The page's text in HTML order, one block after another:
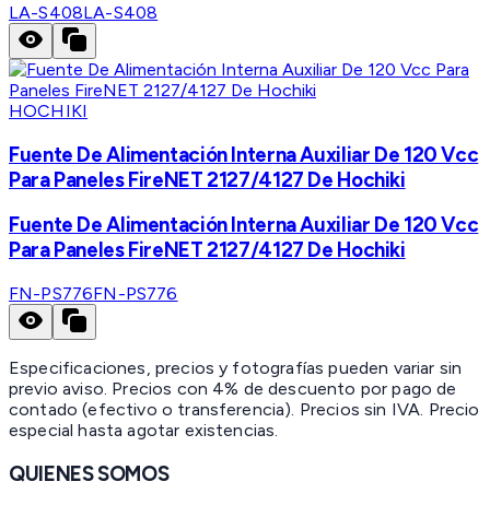
LA-S408LA-S408
HOCHIKI
Fuente De Alimentación Interna Auxiliar De 120 Vcc
Para Paneles FireNET 2127/4127 De Hochiki
Fuente De Alimentación Interna Auxiliar De 120 Vcc
Para Paneles FireNET 2127/4127 De Hochiki
FN-PS776FN-PS776
Especificaciones, precios y fotografías pueden variar sin
previo aviso. Precios con 4% de descuento por pago de
contado (efectivo o transferencia). Precios sin IVA. Precio
especial hasta agotar existencias.
QUIENES SOMOS